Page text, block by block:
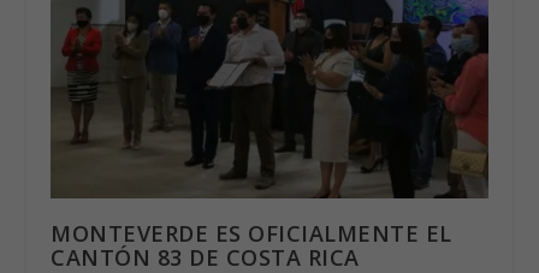
MONTEVERDE ES OFICIALMENTE EL
CANTÓN 83 DE COSTA RICA